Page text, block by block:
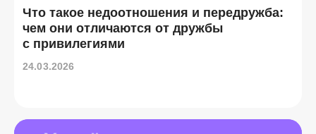
Что такое недоотношения и передружба:
чем они отличаются от дружбы
с привилегиями
24.03.2026